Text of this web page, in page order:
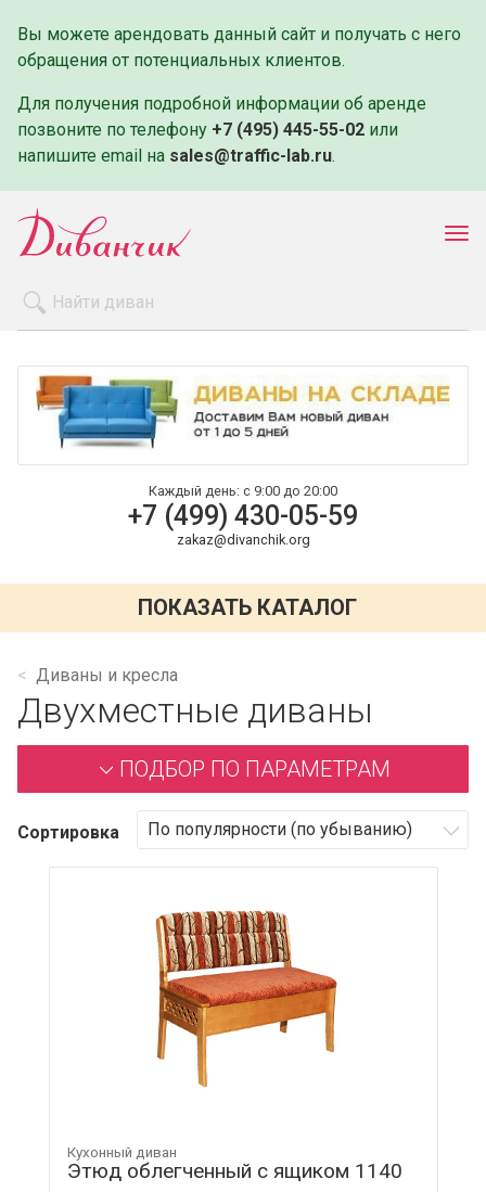
Вы можете арендовать данный сайт и получать с него
обращения от потенциальных клиентов.
Для получения подробной информации об аренде
позвоните по телефону +7 (495) 445-55-02 или
напишите email на sales@traffic-lab.ru.
Оплата и доставка
Контакты
Каждый день: с 9:00 до 20:00
+7 (499) 430-05-59
zakaz@divanchik.org
ПОКАЗАТЬ КАТАЛОГ
Диваны и кресла
Двухместные диваны
ПОДБОР ПО ПАРАМЕТРАМ
Сортировка
Кухонный диван
Этюд облегченный с ящиком 1140